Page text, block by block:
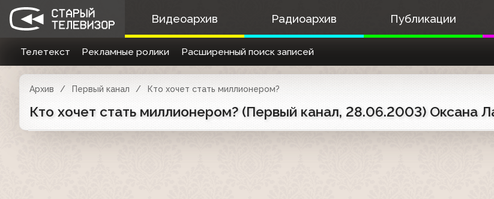
Видеоархив Радиоархив Публикации
Телетекст Рекламные ролики Расширенный поиск записей
Архив Первый канал Кто хочет стать миллионером?
Кто хочет стать миллионером? (Первый канал, 28.06.2003) Оксана